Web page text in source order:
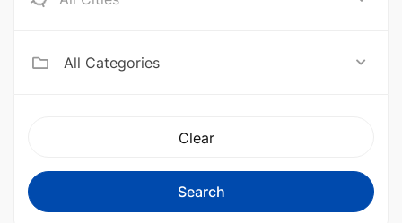
All Categories
Clear
Search